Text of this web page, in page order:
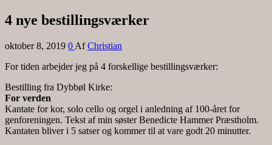
4 nye bestillingsværker
oktober 8, 2019 0 Af Christian
For tiden arbejder jeg på 4 forskellige bestillingsværker:
Bestilling fra Dybbøl Kirke:
For verden
Kantate for kor, solo cello og orgel i anledning af 100-året for
genforeningen. Tekst af min søster Benedicte Hammer Præstholm.
Kantaten bliver i 5 satser og kommer til at vare godt 20 minutter.